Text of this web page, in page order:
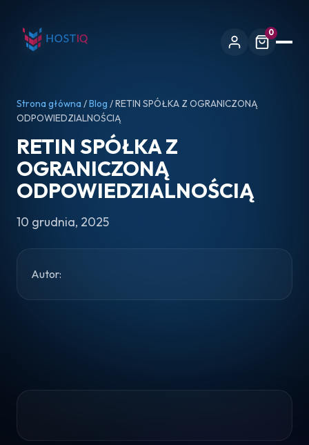
0
Strona główna /Blog / RETIN SPÓŁKA Z OGRANICZONĄ
ODPOWIEDZIALNOŚCIĄ
RETIN SPÓŁKA Z
OGRANICZONĄ
ODPOWIEDZIALNOŚCIĄ
10 grudnia, 2025
Autor: